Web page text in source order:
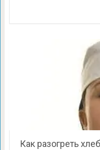
Как разогреть